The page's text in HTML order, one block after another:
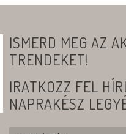
ISMERD MEG AZ
TRENDEKET!
IRATKOZZ FEL
NAPRAKÉSZ